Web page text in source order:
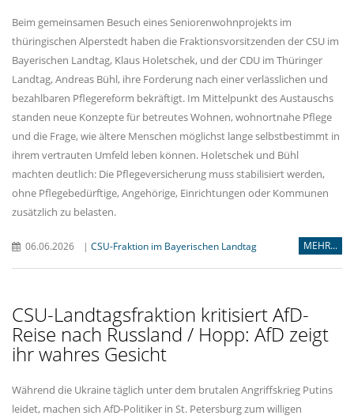
Beim gemeinsamen Besuch eines Seniorenwohnprojekts im
thüringischen Alperstedt haben die Fraktionsvorsitzenden der CSU im
Bayerischen Landtag, Klaus Holetschek, und der CDU im Thüringer
Landtag, Andreas Bühl, ihre Forderung nach einer verlässlichen und
bezahlbaren Pflegereform bekräftigt. Im Mittelpunkt des Austauschs
standen neue Konzepte für betreutes Wohnen, wohnortnahe Pflege
und die Frage, wie ältere Menschen möglichst lange selbstbestimmt in
ihrem vertrauten Umfeld leben können. Holetschek und Bühl
machten deutlich: Die Pflegeversicherung muss stabilisiert werden,
ohne Pflegebedürftige, Angehörige, Einrichtungen oder Kommunen
zusätzlich zu belasten.
06.06.2026 | CSU-Fraktion im Bayerischen Landtag MEHR...
CSU-Landtagsfraktion kritisiert AfD-
Reise nach Russland / Hopp: AfD zeigt
ihr wahres Gesicht
Während die Ukraine täglich unter dem brutalen Angriffskrieg Putins
leidet, machen sich AfD-Politiker in St. Petersburg zum willigen